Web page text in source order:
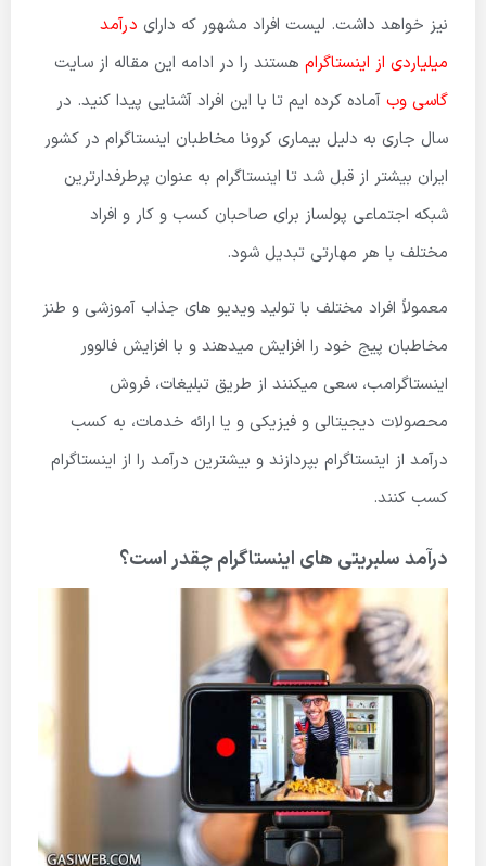
نیز خواهد داشت. لیست افراد مشهور که دارای درآمد
میلیاردی از اینستاگرام هستند را در ادامه این مقاله از سایت
گاسی وب آماده کرده ایم تا با این افراد آشنایی پیدا کنید. در
سال جاری به دلیل بیماری کرونا مخاطبان اینستاگرام در کشور
ایران بیشتر از قبل شد تا اینستاگرام به عنوان پرطرفدارترین
شبکه اجتماعی پولساز برای صاحبان کسب و کار و افراد
مختلف با هر مهارتی تبدیل شود.
معمولاً افراد مختلف با تولید ویدیو های جذاب آموزشی و طنز
مخاطبان پیج خود را افزایش میدهند و با افزایش فالوور
اینستاگرامب، سعی میکنند از طریق تبلیغات، فروش
محصولات دیجیتالی و فیزیکی و یا ارائه خدمات، به کسب
درآمد از اینستاگرام بپردازند و بیشترین درآمد را از اینستاگرام
کسب کنند.
درآمد سلبریتی های اینستاگرام چقدر است؟